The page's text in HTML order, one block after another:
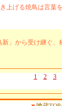
上げる焼鳥は言葉
」から受け継ぐ、
1 2 3